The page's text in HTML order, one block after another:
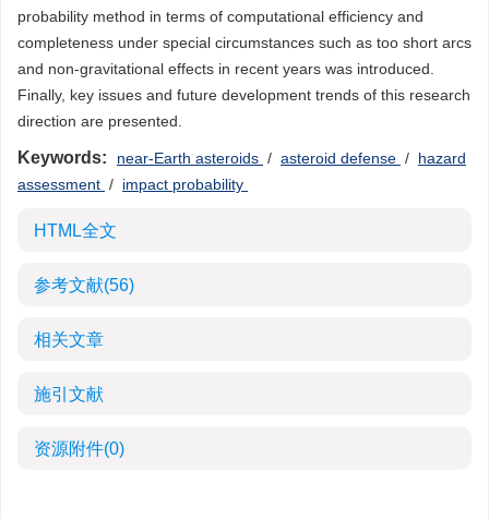
probability method in terms of computational efficiency and
completeness under special circumstances such as too short arcs
and non-gravitational effects in recent years was introduced.
Finally, key issues and future development trends of this research
direction are presented.
Keywords: near-Earth asteroids / asteroid defense / hazard
assessment / impact probability
HTML全文
参考文献(56)
相关文章
施引文献
资源附件(0)